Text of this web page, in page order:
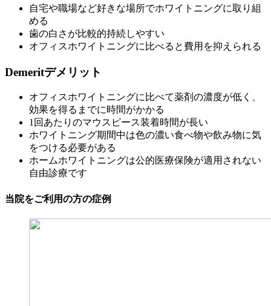
自宅や職場など好きな場所でホワイトニングに取り組
める
歯の白さが比較的持続しやすい
オフィスホワイトニングに比べると費用を抑えられる
Demeritデメリット
オフィスホワイトニングに比べて薬剤の濃度が低く、
効果を得るまでに時間がかかる
1回あたりのマウスピース装着時間が長い
ホワイトニング期間中は色の濃い食べ物や飲み物に気
をつける必要がある
ホームホワイトニングは公的医療保険が適用されない
自由診療です
当院をご利用の方の症例